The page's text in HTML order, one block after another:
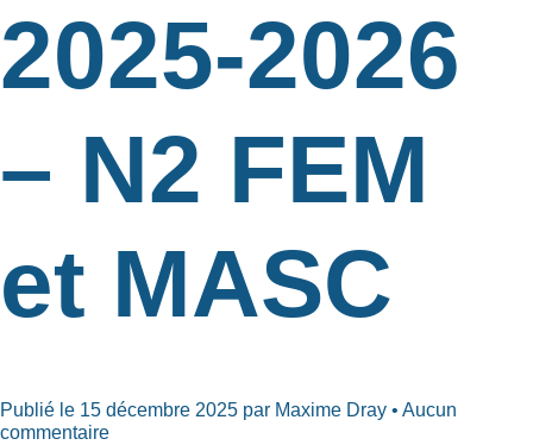
2025-2026
– N2 FEM
et MASC
Publié le 15 décembre 2025 par Maxime Dray • Aucun
commentaire